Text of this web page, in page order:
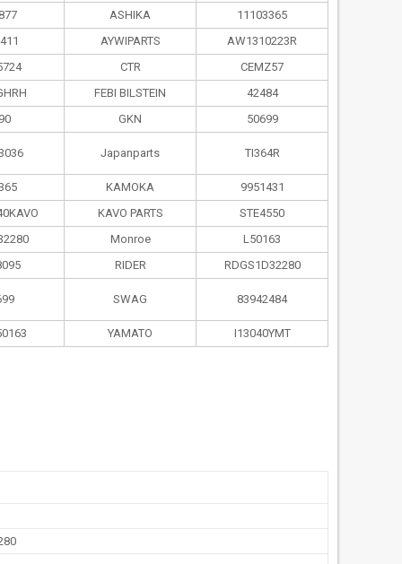
ASHIKA
11103365
AYWIPARTS
AW1310223R
CTR
CEMZ57
FEBI BILSTEIN
42484
GKN 50699
Japanparts TI364R
KAMOKA
9951431
KAVO PARTS
STE4550
Monroe
L50163
RIDER RDGS1D32280
SWAG 83942484
YAMATO I13040YMT